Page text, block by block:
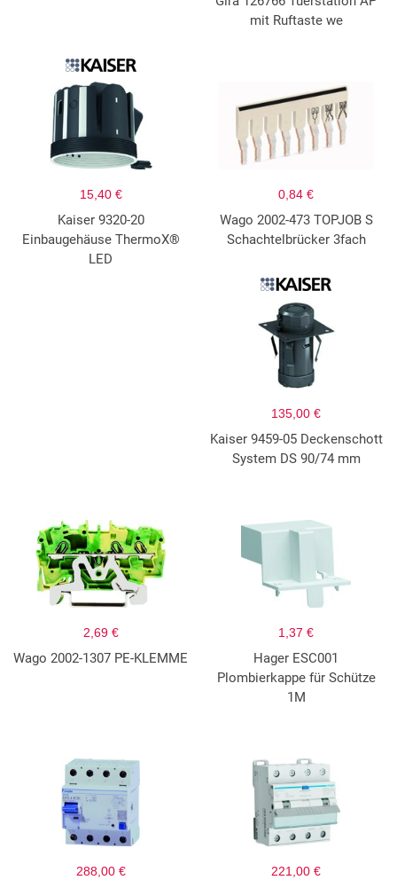
mit Ruftaste we
15,40 €
Kaiser 9320-20
Einbaugehäuse ThermoX®
LED
0,84 €
Wago 2002-473 TOPJOB S
Schachtelbrücker 3fach
135,00 €
Kaiser 9459-05 Deckenschott
System DS 90/74 mm
2,69 €
Wago 2002-1307 PE-KLEMME
1,37 €
Hager ESC001
Plombierkappe für Schütze
1M
288,00 € 221,00 €